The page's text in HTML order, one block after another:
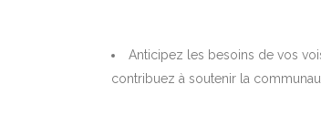
Anticipez les besoins de vos
contribuez à soutenir la